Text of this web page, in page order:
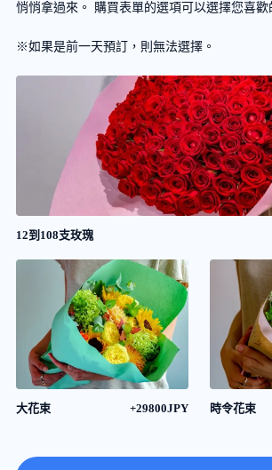
悄悄拿過來。 購買表單的選項可以選擇您喜歡
※如果是前一天預訂，則無法選擇。
12到108支玫瑰
大花束 +29800JPY 時令花束